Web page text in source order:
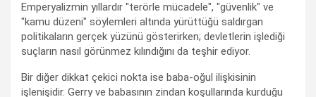
Emperyalizmin yıllardır "terörle mücadele", "güvenlik" ve
"kamu düzeni" söylemleri altında yürüttüğü saldırgan
politikaların gerçek yüzünü gösterirken; devletlerin işlediği
suçların nasıl görünmez kılındığını da teşhir ediyor.
Bir diğer dikkat çekici nokta ise baba-oğul ilişkisinin
işlenişidir. Gerry ve babasının zindan koşullarında kurduğu